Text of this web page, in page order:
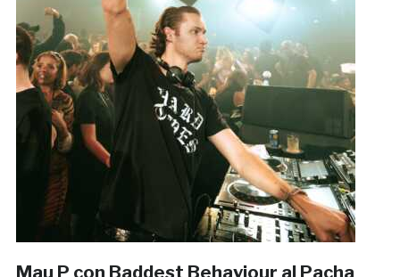
Mau P con Baddest Behaviour al Pacha